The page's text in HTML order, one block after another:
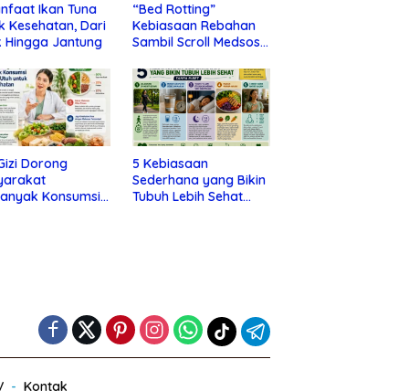
Ikan Tuna
Kesehatan, Dari
Hingga Jantung
“Bed Rotting”
Kebiasaan Rebahan
Sambil Scroll Medsos
Depresi
Dorong
Konsumsi
5 Kebiasaan
Sederhana yang Bikin
Tubuh Lebih Sehat
Kontak